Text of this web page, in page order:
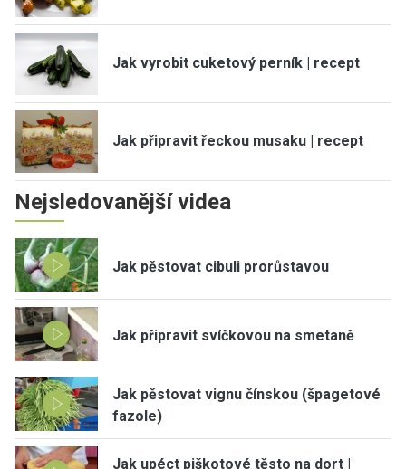
Jak vyrobit cuketový perník | recept
Jak připravit řeckou musaku | recept
Nejsledovanější videa
Jak pěstovat cibuli prorůstavou
Jak připravit svíčkovou na smetaně
Jak pěstovat vignu čínskou (špagetové
fazole)
Jak upéct piškotové těsto na dort |